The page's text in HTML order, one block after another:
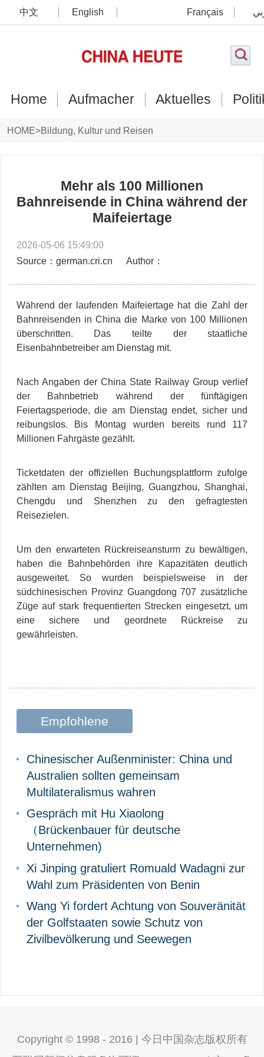
中文 English Français
Home Aufmacher Aktuelles
HOME>Bildung, Kultur und Reisen
Mehr als 100 Millionen
Bahnreisende in China während der
Maifeiertage
2026-05-06 15:49:00
Source：german.cri.cn
Author：
Während der laufenden Maifeiertage hat die Zahl der
Bahnreisenden in China die Marke von 100 Millionen
überschritten. Das teilte der staatliche
Eisenbahnbetreiber am Dienstag mit.
Nach Angaben der China State Railway Group verlief
der Bahnbetrieb während der fünftägigen
Feiertagsperiode, die am Dienstag endet, sicher und
reibungslos. Bis Montag wurden bereits rund 117
Millionen Fahrgäste gezählt.
Ticketdaten der offiziellen Buchungsplattform zufolge
zählten am Dienstag Beijing, Guangzhou, Shanghai,
Chengdu und Shenzhen zu den gefragtesten
Reisezielen.
Um den erwarteten Rückreiseansturm zu bewältigen,
haben die Bahnbehörden ihre Kapazitäten deutlich
ausgeweitet. So wurden beispielsweise in der
südchinesischen Provinz Guangdong 707 zusätzliche
Züge auf stark frequentierten Strecken eingesetzt, um
eine sichere und geordnete Rückreise zu
gewährleisten.
Empfohlene
Chinesischer Außenminister: China und
Australien sollten gemeinsam
Multilateralismus wahren
Gespräch mit Hu Xiaolong
（Brückenbauer für deutsche
Unternehmen)
Xi Jinping gratuliert Romuald Wadagni zur
Wahl zum Präsidenten von Benin
Wang Yi fordert Achtung von Souveränität
der Golfstaaten sowie Schutz von
Zivilbevölkerung und Seewegen
Copyright © 1998 - 2016 | 今日中国杂志版权所有